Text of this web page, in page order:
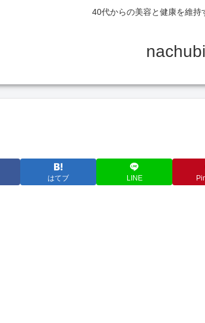
40代からの美容と健康を維持
nachubi
はてブ LINE